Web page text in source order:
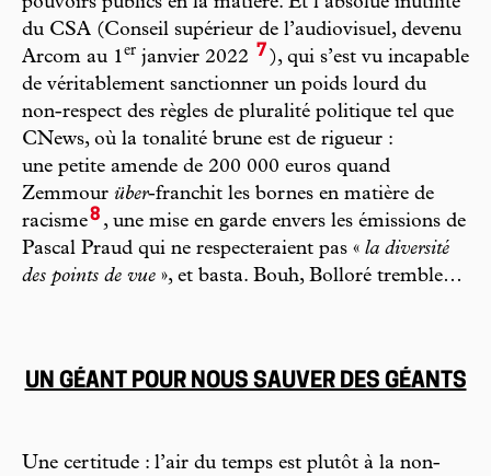
du CSA (Conseil supérieur de l’audiovisuel, devenu
Arcom au 1er janvier 2022 7 ), qui s’est vu incapable
de véritablement sanctionner un poids lourd du
non-respect des règles de pluralité politique tel que
CNews, où la tonalité brune est de rigueur :
une petite amende de 200 000 euros quand
Zemmour über-franchit les bornes en matière de
racisme8 , une mise en garde envers les émissions de
Pascal Praud qui ne respecteraient pas « la diversité
des points de vue », et basta. Bouh, Bolloré tremble…
UN GÉANT POUR NOUS SAUVER DES GÉANTS
Une certitude : l’air du temps est plutôt à la non-